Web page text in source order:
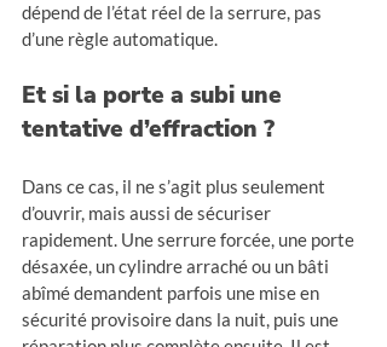
dépend de l’état réel de la serrure, pas
d’une règle automatique.
Et si la porte a subi une
tentative d’effraction ?
Dans ce cas, il ne s’agit plus seulement
d’ouvrir, mais aussi de sécuriser
rapidement. Une serrure forcée, une porte
désaxée, un cylindre arraché ou un bâti
abîmé demandent parfois une mise en
sécurité provisoire dans la nuit, puis une